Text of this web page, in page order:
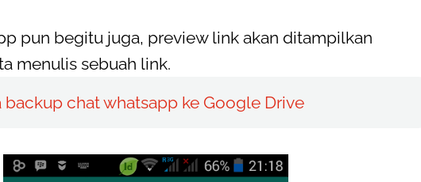
pun begitu juga, preview link akan ditampilkan
menulis sebuah link.
backup chat whatsapp ke Google Drive